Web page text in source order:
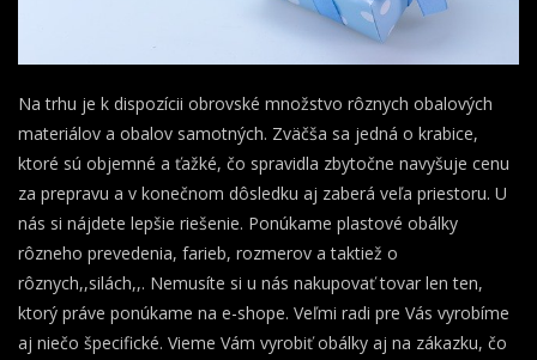
Na trhu je k dispozícii obrovské množstvo rôznych obalových
materiálov a obalov samotných. Zväčša sa jedná o krabice,
ktoré sú objemné a ťažké, čo spravidla zbytočne navyšuje cenu
za prepravu a v konečnom dôsledku aj zaberá veľa priestoru. U
nás si nájdete lepšie riešenie. Ponúkame plastové obálky
rôzneho prevedenia, farieb, rozmerov a taktiež o
rôznych,,silách,,. Nemusíte si u nás nakupovať tovar len ten,
ktorý práve ponúkame na e-shope. Veľmi radi pre Vás vyrobíme
aj niečo špecifické. Vieme Vám vyrobiť obálky aj na zákazku, čo